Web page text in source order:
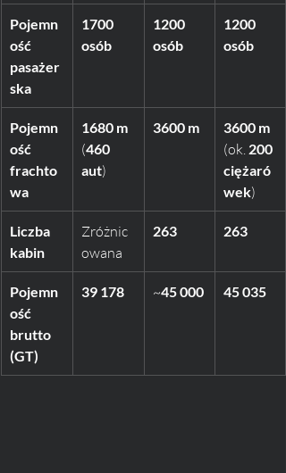
Pojemn
ość
pasażer
ska
1700
osób
1200
osób
1200
osób
Pojemn
ość
frachto
wa
1680 m
(460
aut)
3600 m 3600 m
(ok. 200
ciężaró
wek)
Liczba
kabin
Zróżnic
owana
263 263
Pojemn
ość
brutto
(GT)
39 178 ~45 000 45 035